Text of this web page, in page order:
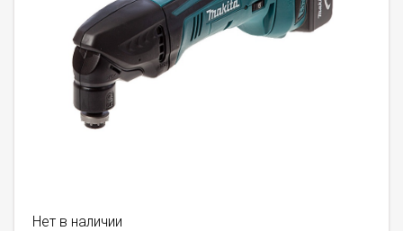
Нет в наличии